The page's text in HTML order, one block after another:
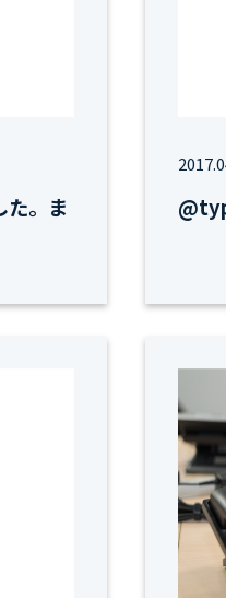
た。ま